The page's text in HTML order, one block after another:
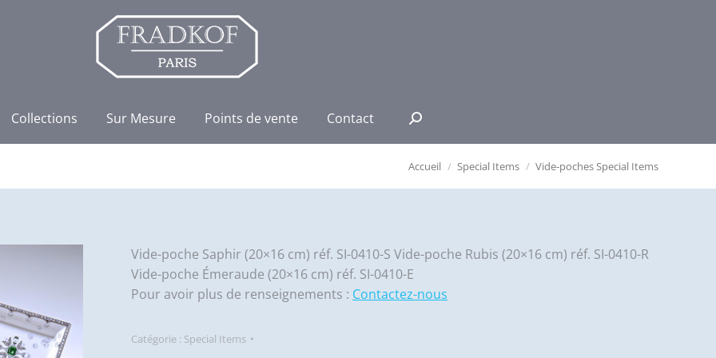
Collections Sur Mesure Points de vente Contact
Recherche
:
Accueil Special Items Vide-poches Special Items
Vide-poche Saphir (20×16 cm) réf. SI-0410-S Vide-poche Rubis (20×16 cm) réf. SI-0410-R
Vide-poche Émeraude (20×16 cm) réf. SI-0410-E
Pour avoir plus de renseignements : Contactez-nous
Catégorie : Special Items